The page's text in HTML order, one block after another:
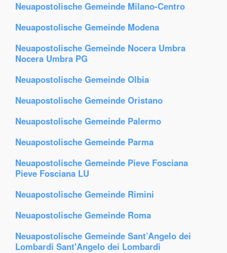
Neuapostolische Gemeinde Milano-Centro
Neuapostolische Gemeinde Modena
Neuapostolische Gemeinde Nocera Umbra
Nocera Umbra PG
Neuapostolische Gemeinde Olbia
Neuapostolische Gemeinde Oristano
Neuapostolische Gemeinde Palermo
Neuapostolische Gemeinde Parma
Neuapostolische Gemeinde Pieve Fosciana
Pieve Fosciana LU
Neuapostolische Gemeinde Rimini
Neuapostolische Gemeinde Roma
Neuapostolische Gemeinde Sant’Angelo dei
Lombardi Sant'Angelo dei Lombardi